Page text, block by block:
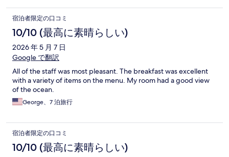
宿泊者限定の口コミ
10/10 (最高に素晴らしい)
2026 年 5 月 7 日
Google で翻訳
All of the staff was most pleasant. The breakfast was excellent
with a variety of items on the menu. My room had a good view
of the ocean.
George、7 泊旅行
宿泊者限定の口コミ
10/10 (最高に素晴らしい)